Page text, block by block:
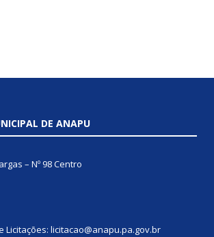
DE ANAPU
– Nº 98 Centro
Licitações: licitacao@anapu.pa.gov.br